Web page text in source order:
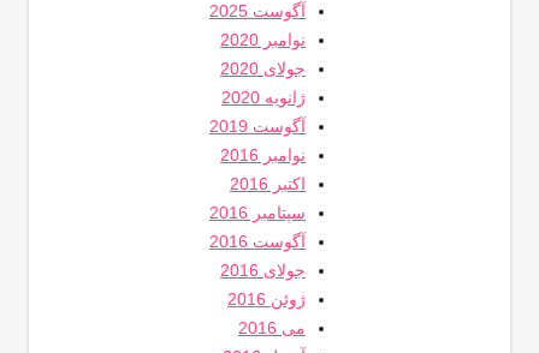
آگوست 2025
نوامبر 2020
جولای 2020
ژانویه 2020
آگوست 2019
نوامبر 2016
اکتبر 2016
سپتامبر 2016
آگوست 2016
جولای 2016
ژوئن 2016
می 2016